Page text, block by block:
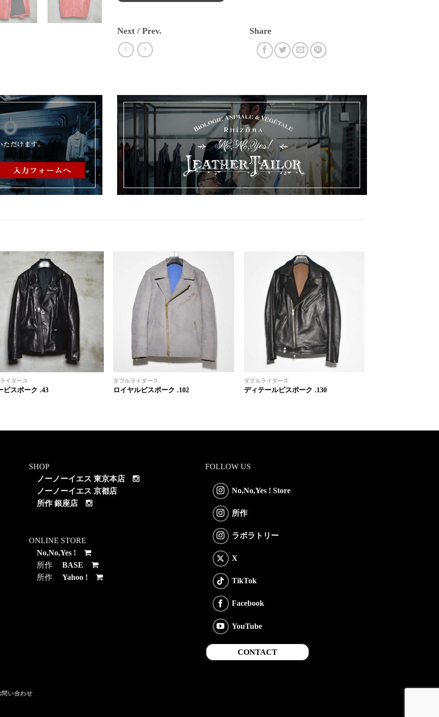
Next / Prev. Share
イダース
ビスポーク .43
ダブルライダース
ロイヤルビスポーク .102
ダブルライダース
ディテールビスポーク .130
SHOP
ノーノーイエス 東京本店
ノーノーイエス 京都店
所作 銀座店
ONLINE STORE
No,No,Yes !
所作 BASE
所作 Yahoo !
FOLLOW US
No,No,Yes ! Store
所作
ラボラトリー
X
TikTok
Facebook
YouTube
CONTACT
問い合わせ